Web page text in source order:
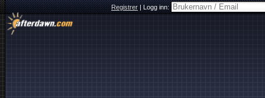
Registrer|Logg inn: